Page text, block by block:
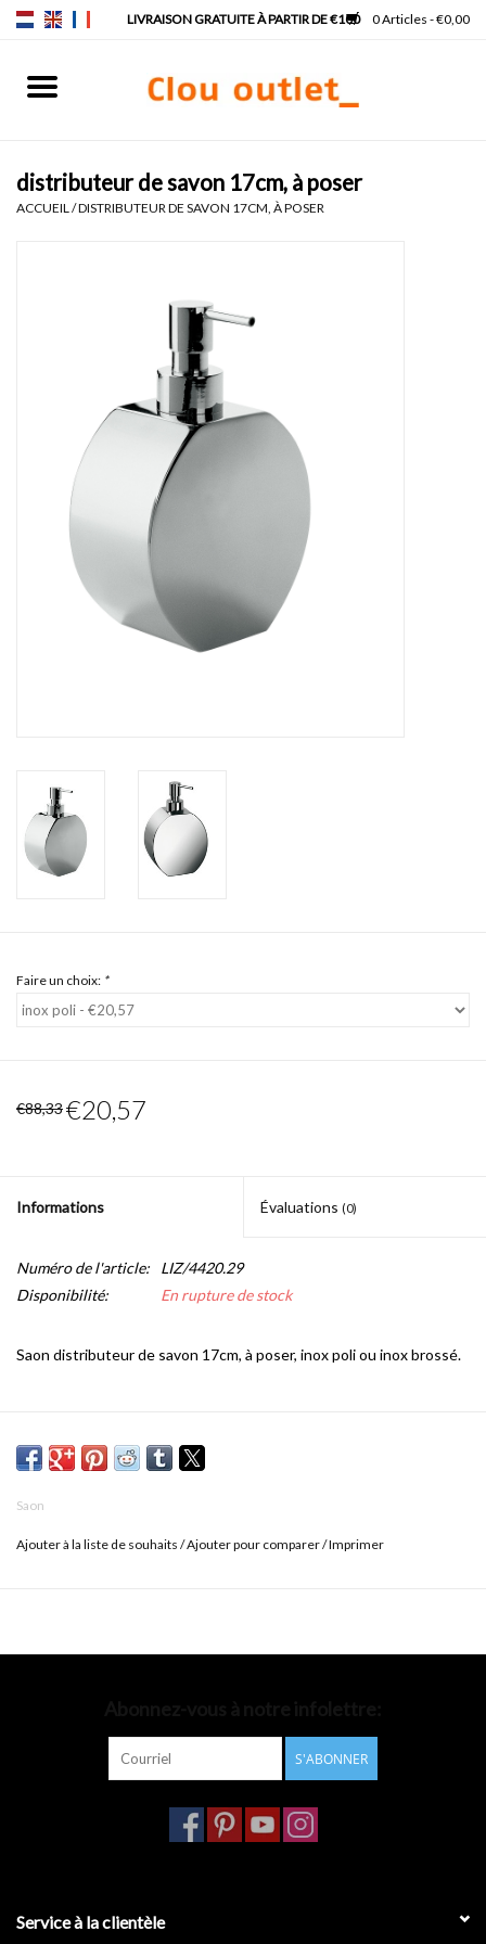
0 Articles - €0,00
Lampes pour miroir
Accessoires de salle de bain
Baignoires
distributeur de savon 17cm, à poser
ACCUEIL /DISTRIBUTEUR DE SAVON 17CM, À POSER
Faire un choix: *
€88,33€20,57
Informations Évaluations (0)
Numéro de l'article:
LIZ/4420.29
Disponibilité:
En rupture de stock
Saon distributeur de savon 17cm, à poser, inox poli ou inox brossé.
Saon
Ajouter à la liste de souhaits /Ajouter pour comparer/Imprimer
S'ABONNER
Service à la clientèle